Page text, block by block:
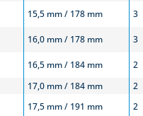
15,5 mm / 178 mm 3
16,0 mm / 178 mm 3
16,5 mm / 184 mm 2
17,0 mm / 184 mm 2
17,5 mm / 191 mm 2